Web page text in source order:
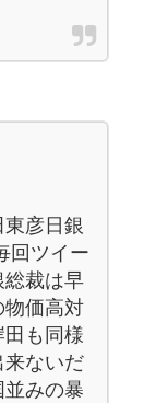
彦日銀
回ツイー
総裁は早
物価高対
も同様
ないだ
みの暴